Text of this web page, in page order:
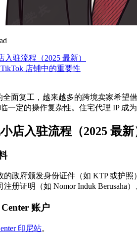
驻流程（2025 最新）
店铺中的重要性
全面复工，越来越多的跨境卖家希望
一定的操作复杂性。住宅代理 IP 成
店入驻流程（2025 最新
的政府颁发身份证件（如 KTP 或护
注册证明（如 Nomor Induk Berusaha
账户
印尼站。